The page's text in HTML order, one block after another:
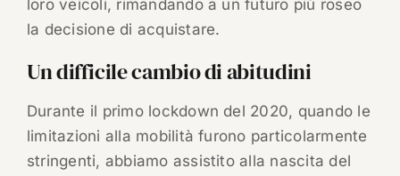
loro veicoli, rimandando a un futuro più roseo
la decisione di acquistare.
Un difficile cambio di abitudini
Durante il primo lockdown del 2020, quando le
limitazioni alla mobilità furono particolarmente
stringenti, abbiamo assistito alla nascita del